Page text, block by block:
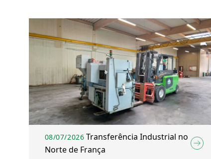
08/07/2026 Transferência Industrial no
Norte de França